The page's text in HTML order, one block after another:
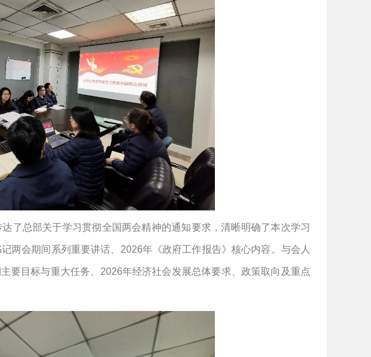
了总部关于学习贯彻全国两会精神的通知要求，清晰明确了本次学习
两会期间系列重要讲话、 2026年《政府工作报告》核心内容。与会人
要目标与重大任务、 2026年经济社会发展总体要求、政策取向及重点